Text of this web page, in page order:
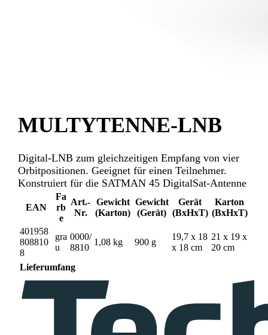
MULTYTENNE-LNB
Digital-LNB zum gleichzeitigen Empfang von vier
Orbitpositionen. Geeignet für einen Teilnehmer.
Konstruiert für die SATMAN 45 DigitalSat-Antenne
EAN
Fa
rb
e
Art.-
Nr.
Gewicht
(Karton)
Gewicht
(Gerät)
Gerät
(BxHxT)
Karton
(BxHxT)
401958
808810
8
gra
u
0000/
8810
1,08 kg 900 g
19,7 x 18
x 18 cm
21 x 19 x
20 cm
Lieferumfang